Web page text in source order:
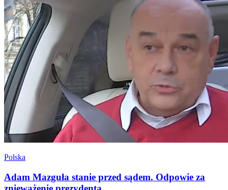
Polska
Adam Mazguła stanie przed sądem. Odpowie za